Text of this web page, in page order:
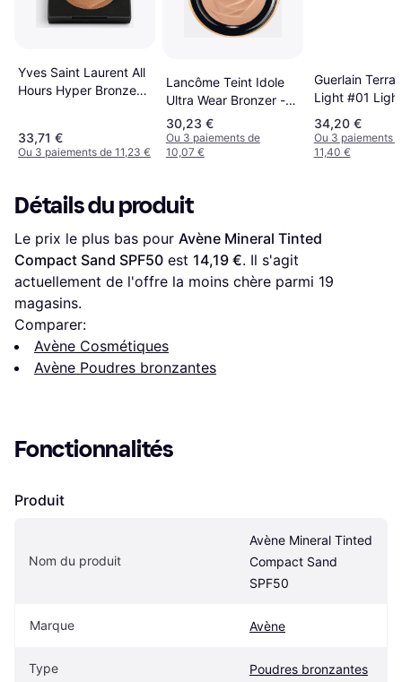
Yves Saint Laurent All
Hours Hyper Bronze
33,71 €
Ou 3 paiements de 11,23 €
Lancôme Teint Idole
Ultra Wear Bronzer -
Beige
30,23 €
Ou 3 paiements de
10,07 €
Guerlain
Light #01
34,20 €
Ou 3 paiements
11,40 €
Détails du produit
Le prix le plus bas pour Avène Mineral Tinted
Compact Sand SPF50 est 14,19 €. Il s'agit
actuellement de l'offre la moins chère parmi 19
magasins.
Comparer:
Avène Cosmétiques
Avène Poudres bronzantes
Fonctionnalités
Produit
Nom du produit
Avène Mineral Tinted
Compact Sand
SPF50
Marque Avène
Type Poudres bronzantes